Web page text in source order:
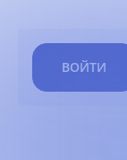
ВОЙТИ